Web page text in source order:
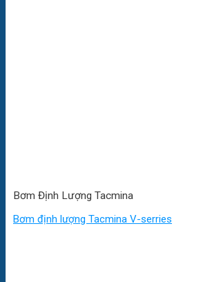
Bơm Định Lượng Tacmina
Bơm định lượng Tacmina V-serries